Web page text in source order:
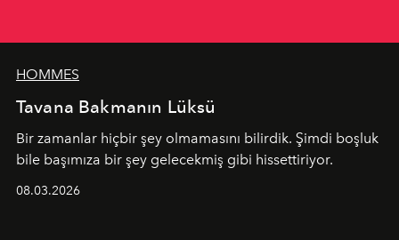
HOMMES
Tavana Bakmanın Lüksü
Bir zamanlar hiçbir şey olmamasını bilirdik. Şimdi boşluk
bile başımıza bir şey gelecekmiş gibi hissettiriyor.
08.03.2026